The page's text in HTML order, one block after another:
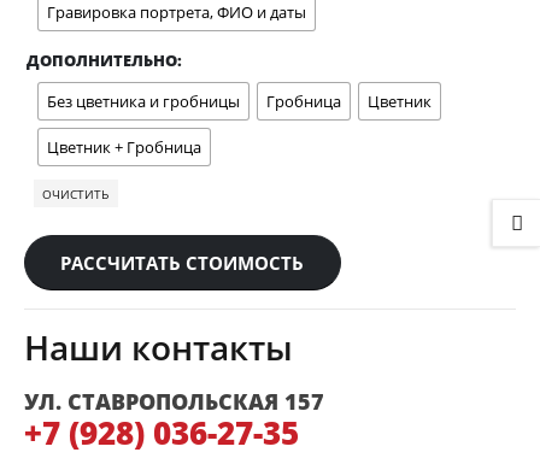
Гравировка портрета, ФИО и даты
ДОПОЛНИТЕЛЬНО
Без цветника и гробницы
Гробница Цветник
Цветник + Гробница
ОЧИСТИТЬ
РАССЧИТАТЬ СТОИМОСТЬ
Наши контакты
УЛ. СТАВРОПОЛЬСКАЯ 157
+7 (928) 036-27-35